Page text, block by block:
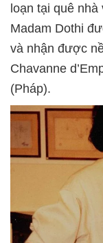
loạn tại quê
Madam Dothi
và nhận được
Chavanne
(Pháp).